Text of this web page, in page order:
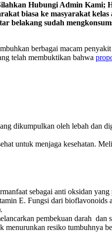
Hubungi Admin Kami;
biasa ke masyarakat
belakang sudah
berbagai macam
telah membuktikan bahwa
dikumpulkan oleh lebah dan
untuk menjaga kesehatan.
sebagai anti oksidan
E. Fungsi dari bioflavonoids
pembekuan darah dan
resiko tumbuhnya